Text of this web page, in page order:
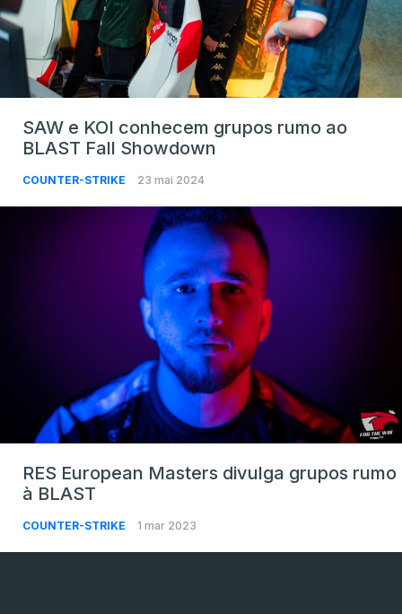
SAW e KOI conhecem grupos rumo ao
BLAST Fall Showdown
COUNTER-STRIKE 23 mai 2024
RES European Masters divulga grupos rumo
à BLAST
COUNTER-STRIKE 1 mar 2023